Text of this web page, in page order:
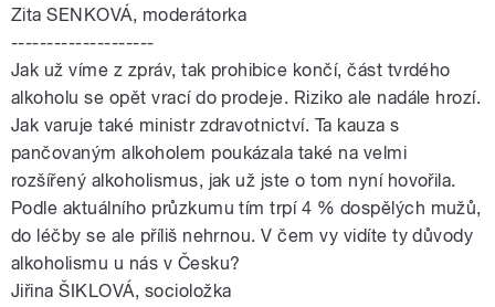
Zita SENKOVÁ, moderátorka
--------------------
Jak už víme z zpráv, tak prohibice končí, část tvrdého
alkoholu se opět vrací do prodeje. Riziko ale nadále hrozí.
Jak varuje také ministr zdravotnictví. Ta kauza s
pančovaným alkoholem poukázala také na velmi
rozšířený alkoholismus, jak už jste o tom nyní hovořila.
Podle aktuálního průzkumu tím trpí 4 % dospělých mužů,
do léčby se ale příliš nehrnou. V čem vy vidíte ty důvody
alkoholismu u nás v Česku?
Jiřina ŠIKLOVÁ, socioložka